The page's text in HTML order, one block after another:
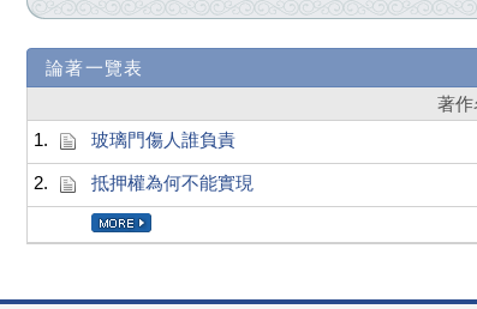
論著一覽表
著作
1.
玻璃門傷人誰負責
2. 抵押權為何不能實現